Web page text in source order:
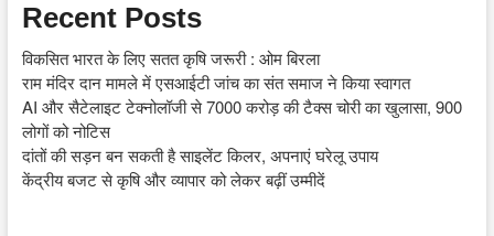
Recent Posts
विकसित भारत के लिए सतत कृषि जरूरी : ओम बिरला
राम मंदिर दान मामले में एसआईटी जांच का संत समाज ने किया स्वागत
AI और सैटेलाइट टेक्नोलॉजी से 7000 करोड़ की टैक्स चोरी का खुलासा, 900
लोगों को नोटिस
दांतों की सड़न बन सकती है साइलेंट किलर, अपनाएं घरेलू उपाय
केंद्रीय बजट से कृषि और व्यापार को लेकर बढ़ीं उम्मीदें